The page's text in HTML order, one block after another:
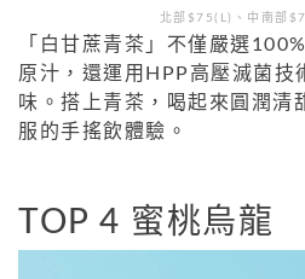
北部$75(L)、中南部
「白甘蔗青茶」不僅嚴選
原汁，還運用HPP高壓滅菌技
味。搭上青茶，喝起來圓潤清
服的手搖飲體驗。
TOP 4 蜜桃烏龍